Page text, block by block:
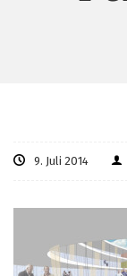
9. Juli 2014